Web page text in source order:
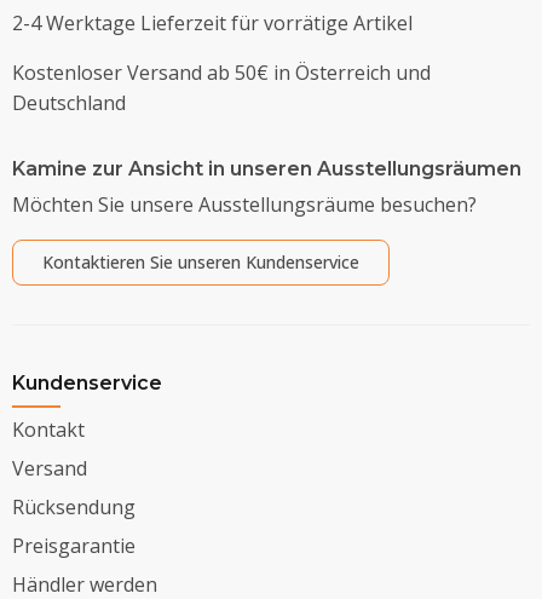
2-4 Werktage Lieferzeit für vorrätige Artikel
Kostenloser Versand ab 50€ in Österreich und
Deutschland
Kamine zur Ansicht in unseren Ausstellungsräumen
Möchten Sie unsere Ausstellungsräume besuchen?
Kontaktieren Sie unseren Kundenservice
Kundenservice
Kontakt
Versand
Rücksendung
Preisgarantie
Händler werden